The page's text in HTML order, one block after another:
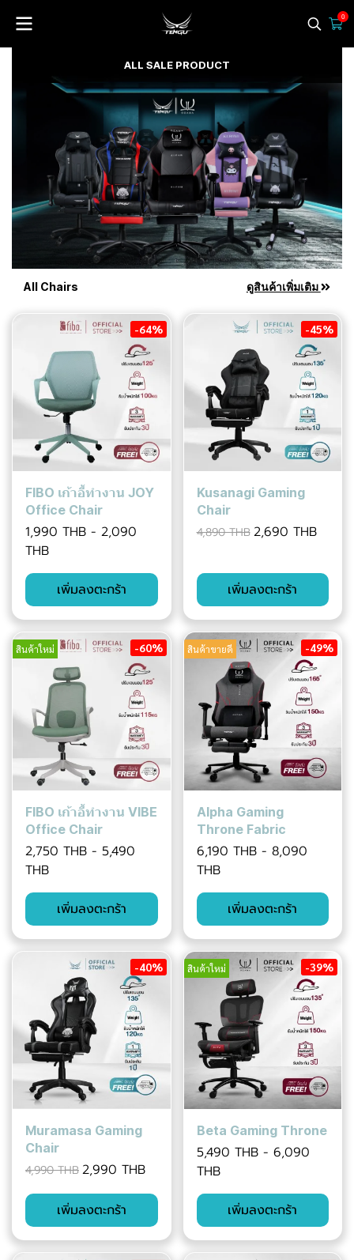
0
ALL SALE PRODUCT
All Chairs ดูสินค้าเพิ่มเติม
-64%
FIBO เก้าอี้ทำงาน JOY
Office Chair
1,990 THB - 2,090
THB
เพิ่มลงตะกร้า
-45%
Kusanagi Gaming
Chair
4,890 THB 2,690 THB
เพิ่มลงตะกร้า
สินค้าใหม่ -60%
FIBO เก้าอี้ทำงาน VIBE
Office Chair
2,750 THB - 5,490
THB
เพิ่มลงตะกร้า
สินค้าขายดี -49%
Alpha Gaming
Throne Fabric
6,190 THB- 8,090
THB
เพิ่มลงตะกร้า
-40%
Muramasa Gaming
Chair
4,990 THB2,990 THB
เพิ่มลงตะกร้า
สินค้าใหม่ -39%
Beta Gaming Throne
5,490 THB- 6,090
THB
เพิ่มลงตะกร้า